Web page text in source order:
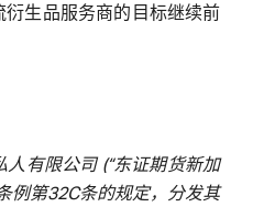
生品服务商的目标继续前
有限公司 (“东证期货新加
例第32C条的规定，分发其